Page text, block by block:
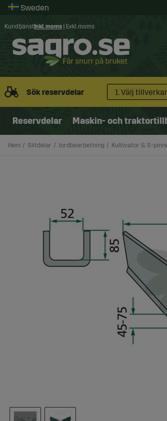
Kundtjänst Inkl. moms Exkl. moms
Sök reservdelar 1. Välj
Reservdelar Maskin- och
Hem Slitdelar Jordbearbetning Kultivator & S-